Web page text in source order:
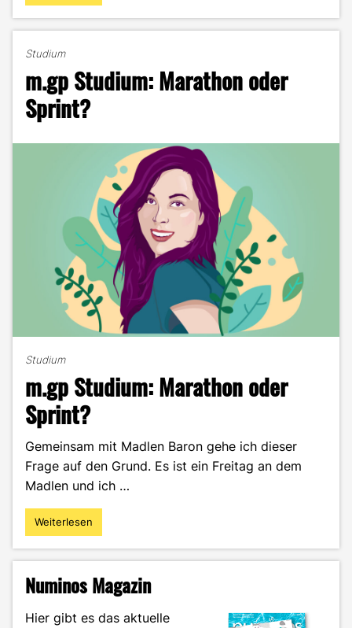
+
Erfolgsformel?
–
Lisa
Kardel
im
Portrait"
Studium
m.gp Studium: Marathon oder
Sprint?
Studium
m.gp Studium: Marathon oder
Sprint?
Gemeinsam mit Madlen Baron gehe ich dieser
Frage auf den Grund. Es ist ein Freitag an dem
Madlen und ich …
"m.gp
Studium:
Sprint?"
Weiterlesen
Numinos Magazin
Hier gibt es das aktuelle